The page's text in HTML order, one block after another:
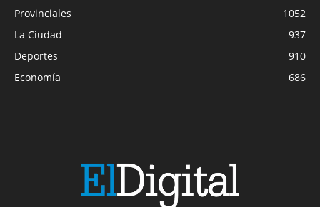
Provinciales
1052
La Ciudad
937
Deportes
910
Economía
686